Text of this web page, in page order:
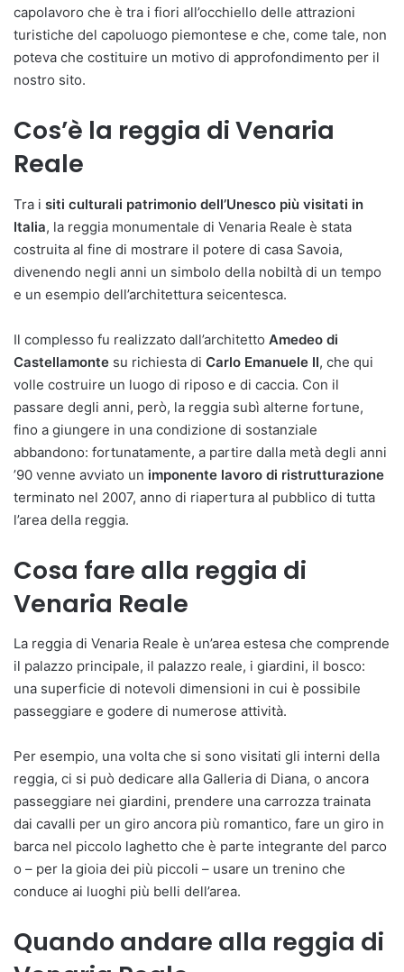
capolavoro che è tra i fiori all’occhiello delle attrazioni
turistiche del capoluogo piemontese e che, come tale, non
poteva che costituire un motivo di approfondimento per il
nostro sito.
Cos’è la reggia di Venaria
Reale
Tra i siti culturali patrimonio dell’Unesco più visitati in
Italia, la reggia monumentale di Venaria Reale è stata
costruita al fine di mostrare il potere di casa Savoia,
divenendo negli anni un simbolo della nobiltà di un tempo
e un esempio dell’architettura seicentesca.
Il complesso fu realizzato dall’architetto Amedeo di
Castellamonte su richiesta di Carlo Emanuele II, che qui
volle costruire un luogo di riposo e di caccia. Con il
passare degli anni, però, la reggia subì alterne fortune,
fino a giungere in una condizione di sostanziale
abbandono: fortunatamente, a partire dalla metà degli anni
’90 venne avviato un imponente lavoro di ristrutturazione
terminato nel 2007, anno di riapertura al pubblico di tutta
l’area della reggia.
Cosa fare alla reggia di
Venaria Reale
La reggia di Venaria Reale è un’area estesa che comprende
il palazzo principale, il palazzo reale, i giardini, il bosco:
una superficie di notevoli dimensioni in cui è possibile
passeggiare e godere di numerose attività.
Per esempio, una volta che si sono visitati gli interni della
reggia, ci si può dedicare alla Galleria di Diana, o ancora
passeggiare nei giardini, prendere una carrozza trainata
dai cavalli per un giro ancora più romantico, fare un giro in
barca nel piccolo laghetto che è parte integrante del parco
o – per la gioia dei più piccoli – usare un trenino che
conduce ai luoghi più belli dell’area.
Quando andare alla reggia di